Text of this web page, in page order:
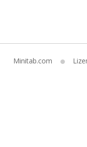
Minitab.com